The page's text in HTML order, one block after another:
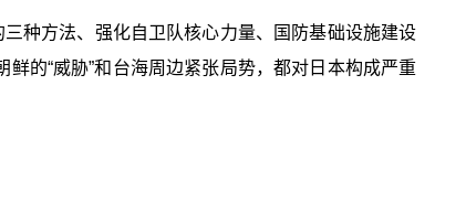
种方法、强化自卫队核心力量、国防基础设施建设
的“威胁”和台海周边紧张局势，都对日本构成严重